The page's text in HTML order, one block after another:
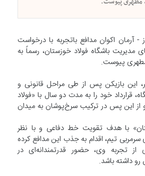
- آرمان اکوان مدافع باتجربه با درخواست
مدیریت باشگاه فولاد خوزستان، رسماً به
پیوست.
این بازیکن پس از طی مراحل قانونی و
قرارداد خود را به مدت دو سال با «فولاد
از این پس در ترکیب سرخ‌پوشان به میدان
با هدف تقویت خط دفاعی و با نظر
تیم، اقدام به جذب این مدافع کرده
از تجربه وی، حضور قدرتمندانه‌ای در
داشته باشد.